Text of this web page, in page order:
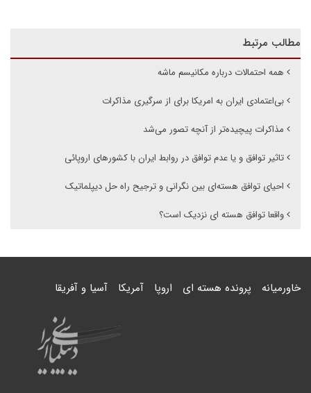
مطالب مرتبط
همه احتمالات درباره مکانیسم ماشه
بی‌اعتمادی ایران به امریکا برای از سرگیری مذاکرات
مذاکرات پیچیده‌تر از آنچه تصور می‌شد
تاثیر توافق و یا عدم توافق در روابط ایران با کشورهای اروپائی
احیای توافق هسته‌ای بین نگرانی و ترجیح راه حل دیپلماتیک
واقعا توافق هسته ای نزدیک است؟
خاورمیانه پرونده هسته ای اروپا آمریکا آسیا و آفریقا